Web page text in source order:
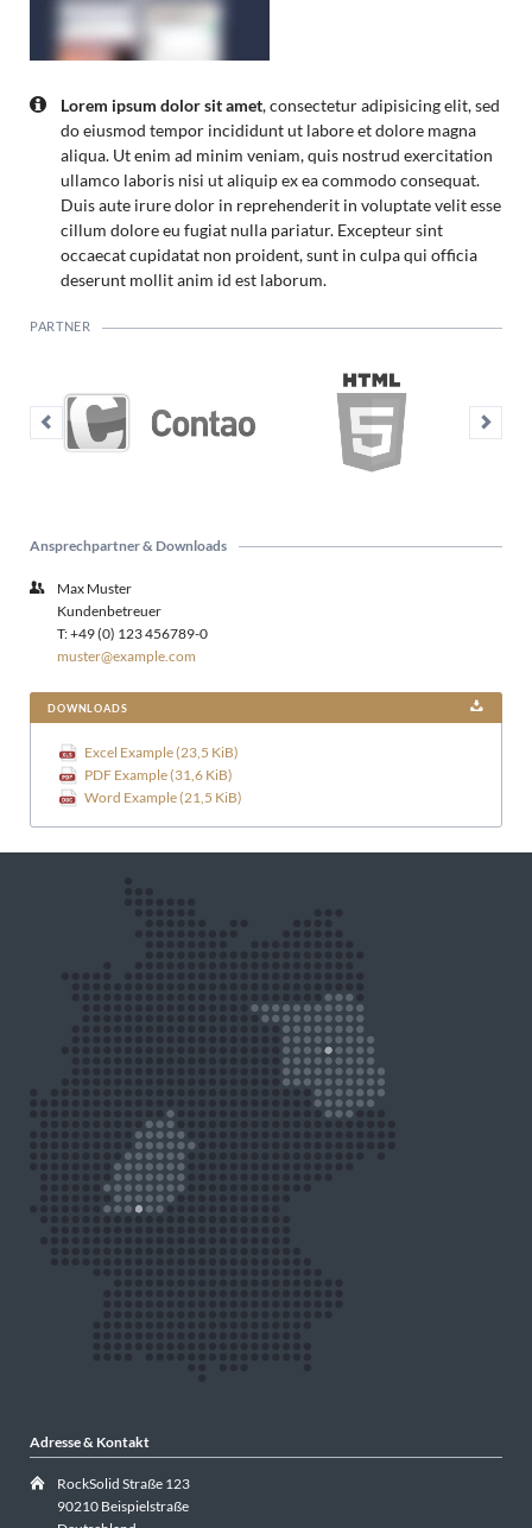
Lorem ipsum dolor sit amet, consectetur adipisicing elit, sed
do eiusmod tempor incididunt ut labore et dolore magna
aliqua. Ut enim ad minim veniam, quis nostrud exercitation
ullamco laboris nisi ut aliquip ex ea commodo consequat.
Duis aute irure dolor in reprehenderit in voluptate velit esse
cillum dolore eu fugiat nulla pariatur. Excepteur sint
occaecat cupidatat non proident, sunt in culpa qui officia
deserunt mollit anim id est laborum.
PARTNER
Ansprechpartner & Downloads
Max Muster
Kundenbetreuer
T: +49 (0) 123 456789-0
muster@example.com
DOWNLOADS
Excel Example(23,5 KiB)
PDF Example(31,6 KiB)
Word Example(21,5 KiB)
Adresse & Kontakt
RockSolid Straße 123
90210 Beispielstraße